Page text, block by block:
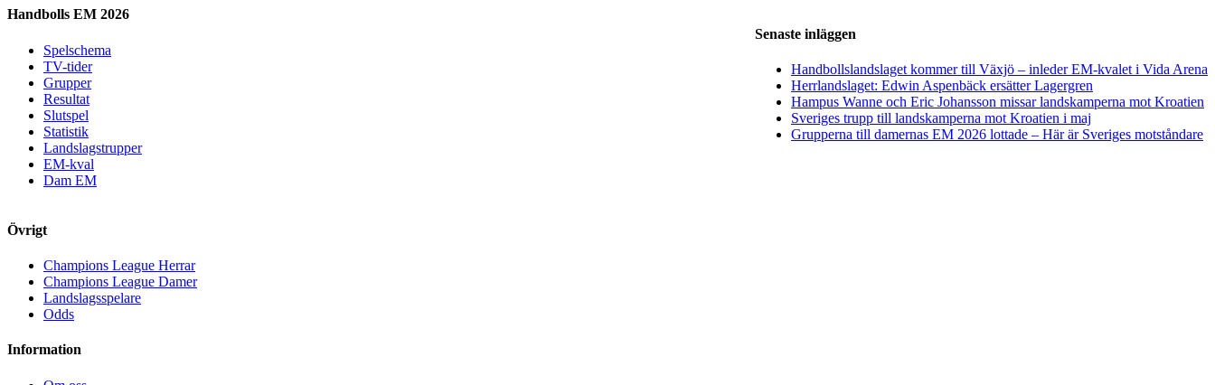
Senaste inläggen
Handbollslandslaget kommer till Växjö – inleder EM-kvalet i Vida Arena
Herrlandslaget: Edwin Aspenbäck ersätter Lagergren
Hampus Wanne och Eric Johansson missar landskamperna mot Kroatien
Sveriges trupp till landskamperna mot Kroatien i maj
Grupperna till damernas EM 2026 lottade – Här är Sveriges motståndare
Handbolls EM 2026
Spelschema
TV-tider
Grupper
Resultat
Slutspel
Statistik
Landslagstrupper
EM-kval
Dam EM
Övrigt
Champions League Herrar
Champions League Damer
Landslagsspelare
Odds
Information